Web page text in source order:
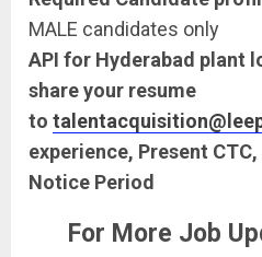
MALE candidates only
API for Hyderabad plant
share your resume
to
experience, Present CTC,
Notice Period
For More Job